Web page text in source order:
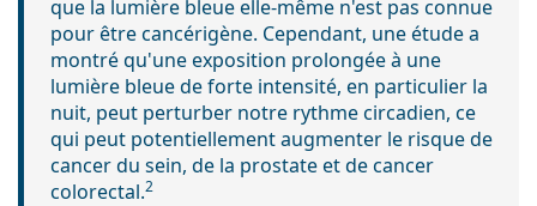
que la lumière bleue elle-même n'est pas connue
pour être cancérigène. Cependant, une étude a
montré qu'une exposition prolongée à une
lumière bleue de forte intensité, en particulier la
nuit, peut perturber notre rythme circadien, ce
qui peut potentiellement augmenter le risque de
cancer du sein, de la prostate et de cancer
colorectal.2